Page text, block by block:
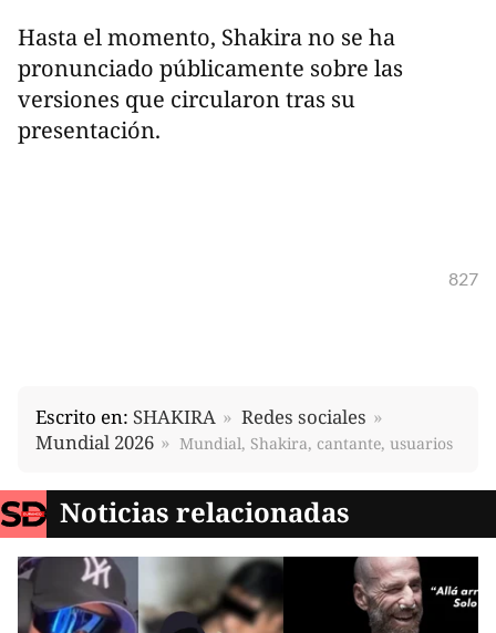
Hasta el momento, Shakira no se ha
pronunciado públicamente sobre las
versiones que circularon tras su
presentación.
827
Escrito en: SHAKIRA
Redes sociales
Mundial 2026
Mundial, Shakira, cantante, usuarios
Noticias relacionadas